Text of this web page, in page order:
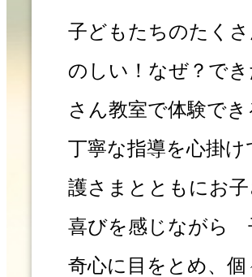
子どもたちのたく
のしい！なぜ？で
さん教室で体験で
丁寧な指導を心掛
護さまとともにお
喜びを感じながら
奇心に目をとめ、